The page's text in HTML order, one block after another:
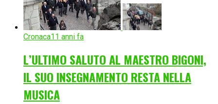
Cronaca11 anni fa
L’ULTIMO SALUTO AL MAESTRO BIGONI,
IL SUO INSEGNAMENTO RESTA NELLA
MUSICA